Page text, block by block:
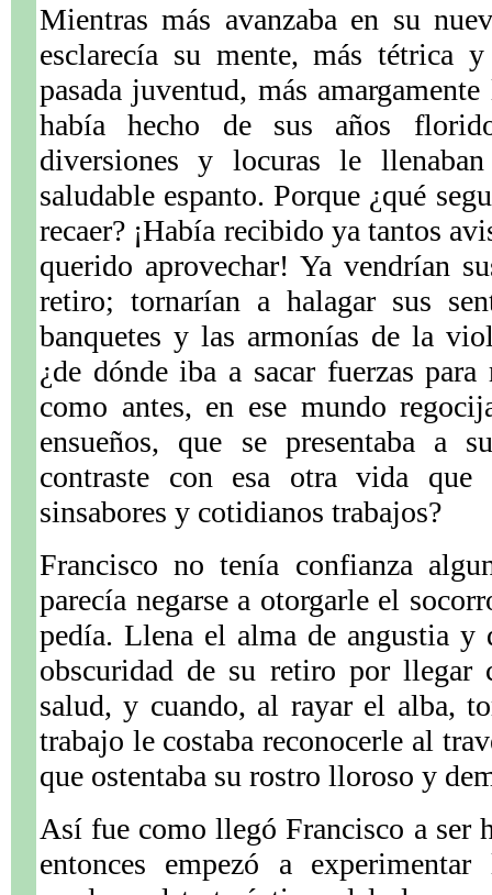
Mientras más avanzaba en su
esclarecía su mente, más tétrica
pasada juventud, más
había hecho de sus años
diversiones y locuras le
saludable espanto. Porque ¿qué
recaer? ¡Había recibido ya tantos
querido aprovechar! Ya vendrían
retiro; tornarían a halagar sus
banquetes y las armonías de la
¿de dónde iba a sacar fuerzas
como antes, en ese mundo
ensueños, que se presentaba a
contraste con esa otra vida
sinsabores y cotidianos trabajos?
Francisco no tenía confianza
parecía negarse a otorgarle el
pedía. Llena el alma de angustia y
obscuridad de su retiro por llegar
salud, y cuando, al rayar el alba,
trabajo le costaba reconocerle al
que ostentaba su rostro lloroso y
Así fue como llegó Francisco a ser
entonces empezó a